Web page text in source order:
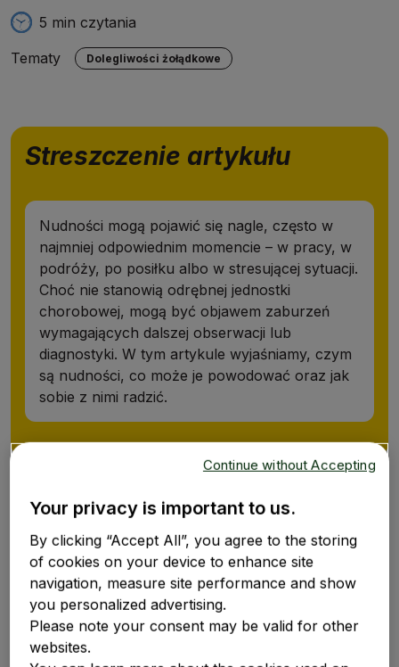
5 min czytania
Tematy
Dolegliwości żołądkowe
Streszczenie artykułu
Nudności mogą pojawić się nagle, często w
najmniej odpowiednim momencie – w pracy, w
podróży, po posiłku albo w stresującej sytuacji.
Choć nie stanowią odrębnej jednostki
chorobowej, mogą być objawem zaburzeń
wymagających dalszej obserwacji lub
diagnostyki. W tym artykule wyjaśniamy, czym
są nudności, co może je powodować oraz jak
sobie z nimi radzić.
Czym są nudności i jakie są
ich objawy?
Your privacy is important to us.
By clicking “Accept All”, you agree to the storing
of cookies on your device to enhance site
navigation, measure site performance and show
you personalized advertising.
Please note your consent may be valid for other
websites.
Continue without Accepting